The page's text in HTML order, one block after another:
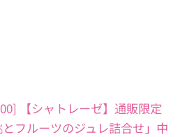
【シャトレーゼ】通販限定
とフルーツのジュレ詰合せ」中